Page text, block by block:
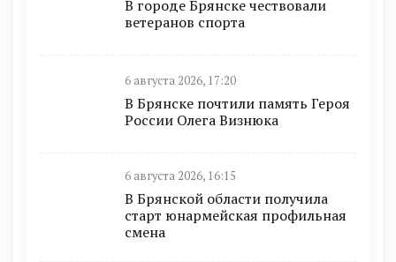
В городе Брянске чествовали
ветеранов спорта
6 августа 2026, 17:20
В Брянске почтили память Героя
России Олега Визнюка
6 августа 2026, 16:15
В Брянской области получила
старт юнармейская профильная
смена